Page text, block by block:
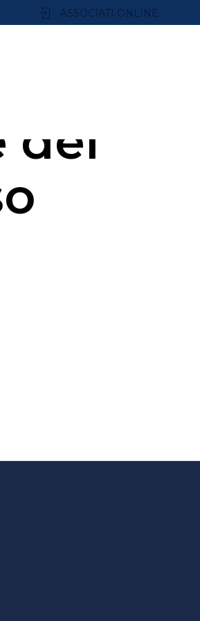
ASSOCIATI ONLINE
del